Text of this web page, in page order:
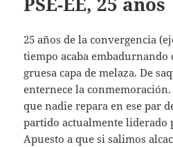
25 años de la convergencia
tiempo acaba embadurnando
gruesa capa de melaza. De
enternece la conmemoración.
que nadie repara en ese par
partido actualmente liderado
Apuesto a que si salimos